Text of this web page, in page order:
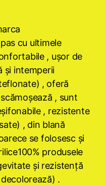
cu ultimele
, uşor de
şi intemperii
, oferă
, sunt
, rezistente
, din blană
se folosesc şi
produsele
şi rezistenţă
.